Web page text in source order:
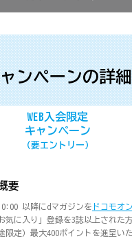
ンペーンの詳細
WEB入会限定
キャンペーン
（要エントリー）
要
以降にdマガジンを ドコモオ
気に入り」登録を3誌以上された
限定）最大400ポイントを進呈い